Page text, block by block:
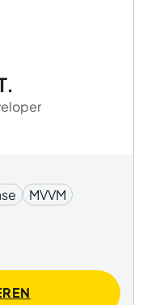
MVVM